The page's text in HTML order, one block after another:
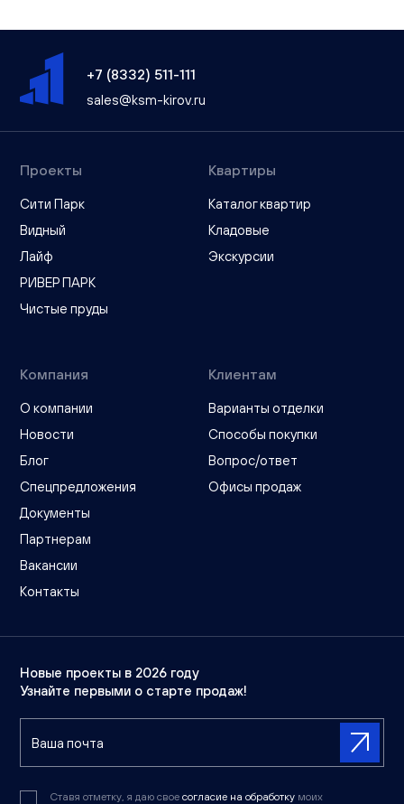
+7 (8332) 511-111
sales@ksm-kirov.ru
Проекты
Сити Парк
Видный
Лайф
РИВЕР ПАРК
Чистые пруды
Квартиры
Каталог квартир
Кладовые
Экскурсии
Компания
О компании
Новости
Блог
Спецпредложения
Документы
Партнерам
Вакансии
Контакты
Клиентам
Варианты отделки
Способы покупки
Вопрос/ответ
Офисы продаж
Новые проекты в 2026 году
Узнайте первыми о старте продаж!
Ставя отметку, я даю свое согласие на обработку моих